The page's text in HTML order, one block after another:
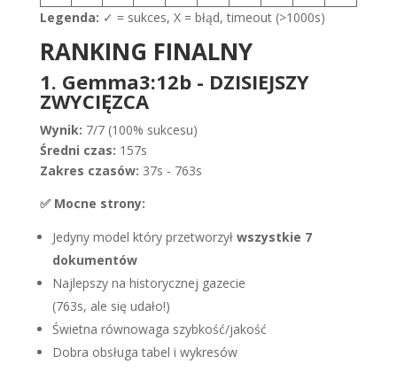
Legenda: ✓ = sukces, X = błąd, timeout (>1000s)
RANKING FINALNY
1. Gemma3:12b - DZISIEJSZY
ZWYCIĘZCA
Wynik: 7/7 (100% sukcesu)
Średni czas: 157s
Zakres czasów: 37s - 763s
✅ Mocne strony:
Jedyny model który przetworzył wszystkie 7
dokumentów
Najlepszy na historycznej gazecie
(763s, ale się udało!)
Świetna równowaga szybkość/jakość
Dobra obsługa tabel i wykresów